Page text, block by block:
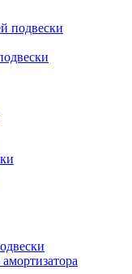
подвески